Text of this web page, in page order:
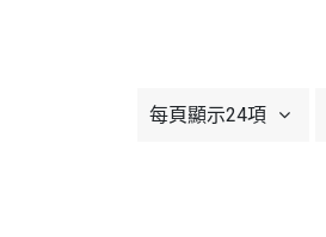
每頁顯示24項